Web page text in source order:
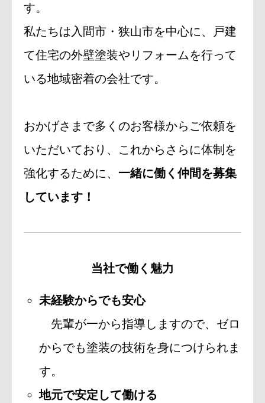
す。
私たちは入間市・狭山市を中心に、戸建
て住宅の外壁塗装やリフォームを行って
いる地域密着の会社です。
おかげさまで多くのお客様からご依頼を
いただいており、これからさらに体制を
強化するために、 一緒に働く仲間を募集
しています！
当社で働く魅力
未経験からでも安心
先輩が一から指導しますので、ゼロ
からでも塗装の技術を身につけられま
す。
地元で安定して働ける